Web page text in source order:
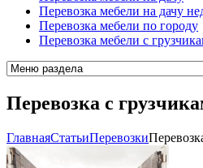
Перевозка мебели на дачу
Перевозка мебели по городу
Перевозка мебели с
Перевозка с
ГлавнаяCтатьиПеревозки